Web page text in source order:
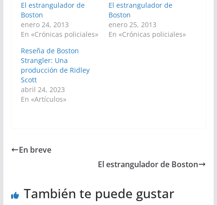
El estrangulador de
Boston
enero 24, 2013
En «Crónicas policiales»
El estrangulador de
Boston
enero 25, 2013
En «Crónicas policiales»
Reseña de Boston
Strangler: Una
producción de Ridley
Scott
abril 24, 2023
En «Artículos»
En breve
El estrangulador de Boston
También te puede gustar